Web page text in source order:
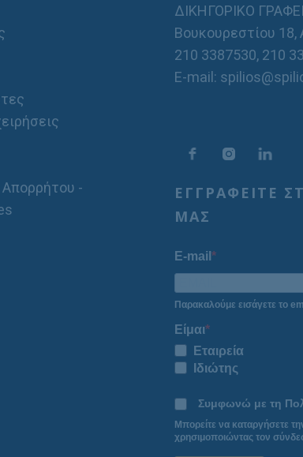
Απορρήτου -
ΔΙΚΗΓΟΡΙΚΟ
Βουκουρεστίου 18,
210 3387530, 210
E-mail:
ΕΓΓΡΑΦΕΙΤΕ
ΜΑΣ
E-mail
Παρακαλούμε εισάγετε το
Είμαι
Εταιρεία
Ιδιώτης
Συμφωνώ με τη
Μπορείτε να καταργήσετε
χρησιμοποιώντας τον